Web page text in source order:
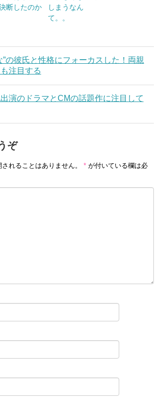
断したのか
しまうなん
て。。
”の彼氏と性格にフォーカスした！両親
注目する
演のドラマとCMの話題作に注目して
ぞ
れることはありません。 * が付いている欄は必